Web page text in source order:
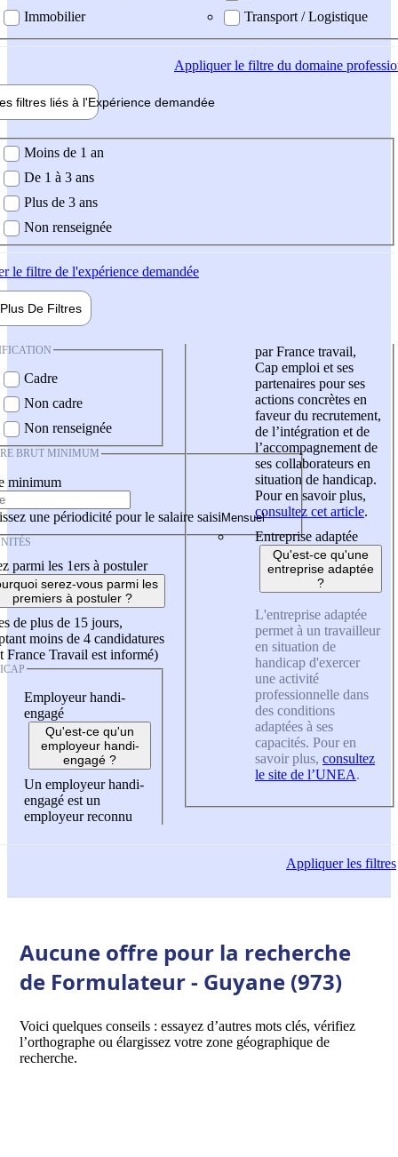
Immobilier
Transport / Logistique
Appliquerle filtre du domaine
filtres liés à l'Expérience demandée
demandée
Moins de 1 an
De 1 à 3 ans
Plus de 3 ans
Non renseignée
le filtre de l'expérience demandée
Plus De Filtres
Cadre
Non cadre
Non renseignée
BRUT MINIMUM
minimum
une périodicité pour le salaire saisi
parmi les 1ers à postuler
serez-vous parmi les
premiers à postuler ?
de plus de 15 jours,
moins de 4 candidatures
France Travail est informé)
Employeur handi-
engagé
Qu'est-ce qu'un
employeur handi-
engagé ?
Un employeur handi-
engagé est un
employeur reconnu
par France travail,
Cap emploi et ses
partenaires pour ses
actions concrètes en
faveur du recrutement,
de l’intégration et de
l’accompagnement de
ses collaborateurs en
situation de handicap.
Pour en savoir plus,
consultez cet article.
Entreprise adaptée
Qu'est-ce qu'une
entreprise adaptée
?
L'entreprise adaptée
permet à un travailleur
en situation de
handicap d'exercer
une activité
professionnelle dans
des conditions
adaptées à ses
capacités. Pour en
savoir plus, consultez
le site de l’UNEA.
Appliquerles filtres
Aucune offre pour la recherche
de Formulateur - Guyane (973)
Voici quelques conseils : essayez d’autres mots clés, vérifiez
l’orthographe ou élargissez votre zone géographique de
recherche.